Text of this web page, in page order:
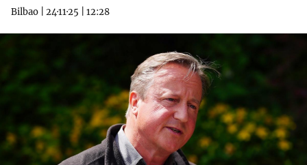
Bilbao 24·11·25 12:28